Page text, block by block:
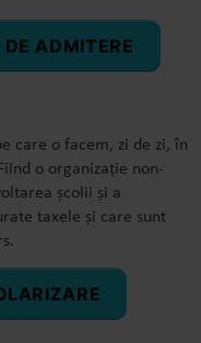
ADMITERE
care o facem, zi de zi, în
o organizație non-
școlii și a
taxele și care sunt